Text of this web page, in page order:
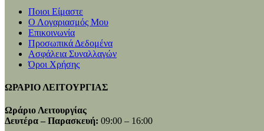
Ποιοι Είμαστε
Ο Λογαριασμός Μου
Επικοινωνία
Προσωπικά Δεδομένα
Ασφάλεια Συναλλαγών
Όροι Χρήσης
ΩΡΑΡΙΟ ΛΕΙΤΟΥΡΓΙΑΣ
Ωράριο Λειτουργίας
Δευτέρα – Παρασκευή: 09:00 – 16:00